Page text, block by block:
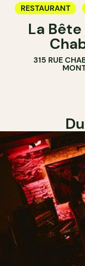
RESTAURANT
CAFÉ
PÂTISSERIE
BOULANGERIE
La
315 RUE